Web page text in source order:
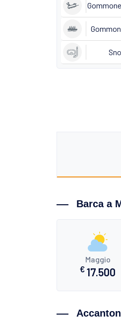
Barca a
Maggio
€ 17.500